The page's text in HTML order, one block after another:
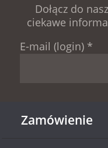
Dołącz do
ciekawe
E-mail (login) *
Zamówienie